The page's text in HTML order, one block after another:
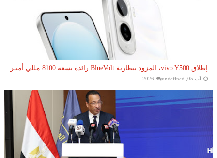
إطلاق vivo Y500، المزود ببطارية BlueVolt رائدة بسعة 8100 مللي أمبير
آب 05, 2026 undefined